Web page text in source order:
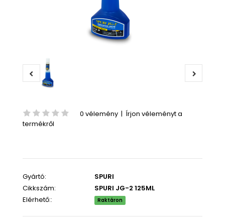
0 vélemény | Írjon véleményt a
termékről
Gyártó:
SPURI
Cikkszám:
SPURI JG-2 125ML
Elérhető::
Raktáron